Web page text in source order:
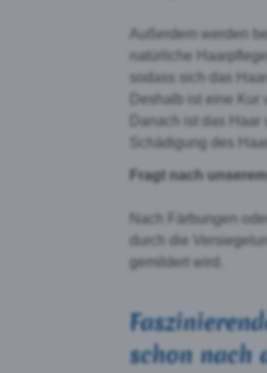
Außerdem werden
natürliche
sodass sich das
Deshalb ist eine Kur
Danach ist das
Schädigung des
Fragt nach
Nach Färbungen
durch die
gemildert wird.
schon nach